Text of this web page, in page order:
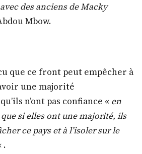
des anciens de Macky
Mbow.
que ce front peut empêcher à
une majorité
n’ont pas confiance « en
si elles ont une majorité, ils
ce pays et à l’isoler sur le
.